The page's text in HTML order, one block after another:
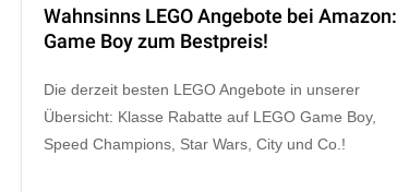
Wahnsinns LEGO Angebote bei Amazon:
Game Boy zum Bestpreis!
Die derzeit besten LEGO Angebote in unserer
Übersicht: Klasse Rabatte auf LEGO Game Boy,
Speed Champions, Star Wars, City und Co.!